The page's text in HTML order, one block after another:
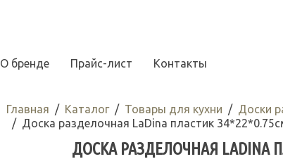
О бренде Прайс-лист Контакты
Главная Каталог Товары для кухни
Доски
Доска разделочная LaDina пластик
ДОСКА РАЗДЕЛОЧНАЯ LADINA